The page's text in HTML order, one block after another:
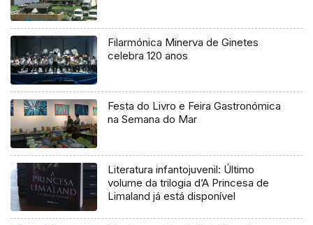
Filarmónica Minerva de Ginetes
celebra 120 anos
Festa do Livro e Feira Gastronómica
na Semana do Mar
Literatura infantojuvenil: Último
volume da trilogia d’A Princesa de
Limaland já está disponível